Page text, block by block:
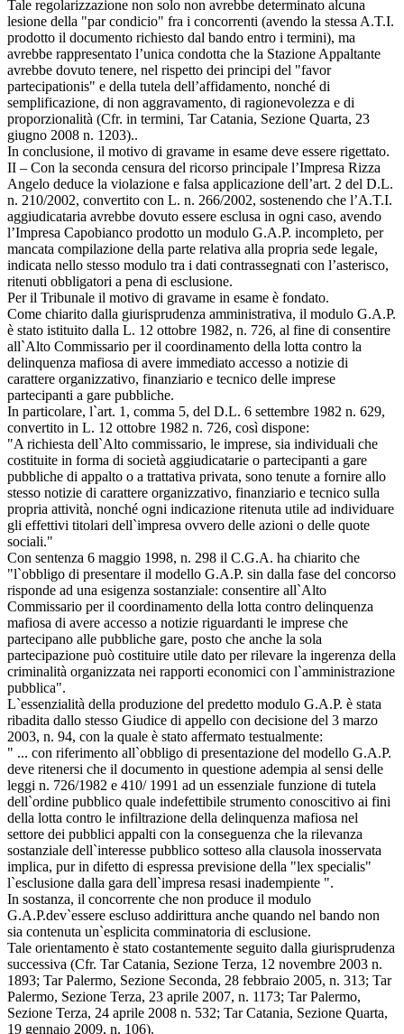
Tale regolarizzazione non solo non avrebbe determinato alcuna
lesione della "par condicio" fra i concorrenti (avendo la stessa A.T.I.
prodotto il documento richiesto dal bando entro i termini), ma
avrebbe rappresentato l’unica condotta che la Stazione Appaltante
avrebbe dovuto tenere, nel rispetto dei principi del "favor
partecipationis" e della tutela dell’affidamento, nonché di
semplificazione, di non aggravamento, di ragionevolezza e di
proporzionalità (Cfr. in termini, Tar Catania, Sezione Quarta, 23
giugno 2008 n. 1203)..
In conclusione, il motivo di gravame in esame deve essere rigettato.
II – Con la seconda censura del ricorso principale l’Impresa Rizza
Angelo deduce la violazione e falsa applicazione dell’art. 2 del D.L.
n. 210/2002, convertito con L. n. 266/2002, sostenendo che l’A.T.I.
aggiudicataria avrebbe dovuto essere esclusa in ogni caso, avendo
l’Impresa Capobianco prodotto un modulo G.A.P. incompleto, per
mancata compilazione della parte relativa alla propria sede legale,
indicata nello stesso modulo tra i dati contrassegnati con l’asterisco,
ritenuti obbligatori a pena di esclusione.
Per il Tribunale il motivo di gravame in esame è fondato.
Come chiarito dalla giurisprudenza amministrativa, il modulo G.A.P.
è stato istituito dalla L. 12 ottobre 1982, n. 726, al fine di consentire
all`Alto Commissario per il coordinamento della lotta contro la
delinquenza mafiosa di avere immediato accesso a notizie di
carattere organizzativo, finanziario e tecnico delle imprese
partecipanti a gare pubbliche.
In particolare, l`art. 1, comma 5, del D.L. 6 settembre 1982 n. 629,
convertito in L. 12 ottobre 1982 n. 726, così dispone:
"A richiesta dell`Alto commissario, le imprese, sia individuali che
costituite in forma di società aggiudicatarie o partecipanti a gare
pubbliche di appalto o a trattativa privata, sono tenute a fornire allo
stesso notizie di carattere organizzativo, finanziario e tecnico sulla
propria attività, nonché ogni indicazione ritenuta utile ad individuare
gli effettivi titolari dell`impresa ovvero delle azioni o delle quote
sociali."
Con sentenza 6 maggio 1998, n. 298 il C.G.A. ha chiarito che
"l`obbligo di presentare il modello G.A.P. sin dalla fase del concorso
risponde ad una esigenza sostanziale: consentire all`Alto
Commissario per il coordinamento della lotta contro delinquenza
mafiosa di avere accesso a notizie riguardanti le imprese che
partecipano alle pubbliche gare, posto che anche la sola
partecipazione può costituire utile dato per rilevare la ingerenza della
criminalità organizzata nei rapporti economici con l`amministrazione
pubblica".
L`essenzialità della produzione del predetto modulo G.A.P. è stata
ribadita dallo stesso Giudice di appello con decisione del 3 marzo
2003, n. 94, con la quale è stato affermato testualmente:
" ... con riferimento all`obbligo di presentazione del modello G.A.P.
deve ritenersi che il documento in questione adempia al sensi delle
leggi n. 726/1982 e 410/ 1991 ad un essenziale funzione di tutela
dell`ordine pubblico quale indefettibile strumento conoscitivo ai fini
della lotta contro le infiltrazione della delinquenza mafiosa nel
settore dei pubblici appalti con la conseguenza che la rilevanza
sostanziale dell`interesse pubblico sotteso alla clausola inosservata
implica, pur in difetto di espressa previsione della "lex specialis"
l`esclusione dalla gara dell`impresa resasi inadempiente ".
In sostanza, il concorrente che non produce il modulo
G.A.P.dev`essere escluso addirittura anche quando nel bando non
sia contenuta un`esplicita comminatoria di esclusione.
Tale orientamento è stato costantemente seguito dalla giurisprudenza
successiva (Cfr. Tar Catania, Sezione Terza, 12 novembre 2003 n.
1893; Tar Palermo, Sezione Seconda, 28 febbraio 2005, n. 313; Tar
Palermo, Sezione Terza, 23 aprile 2007, n. 1173; Tar Palermo,
Sezione Terza, 24 aprile 2008 n. 532; Tar Catania, Sezione Quarta,
19 gennaio 2009, n. 106).